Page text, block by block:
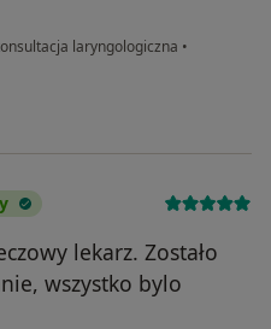
laryngologiczna •
lekarz. Zostało
wszystko bylo